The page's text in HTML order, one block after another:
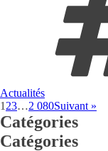
Actualités
1 23…2 080Suivant »
Catégories
Catégories